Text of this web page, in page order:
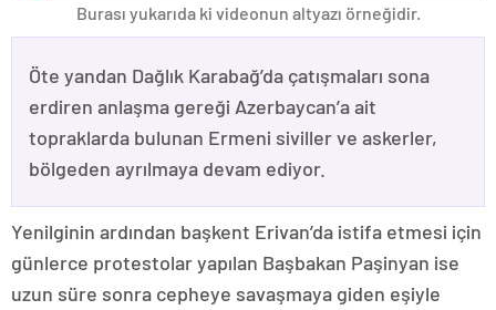
Burası yukarıda ki videonun altyazı örneğidir.
Öte yandan Dağlık Karabağ’da çatışmaları sona
erdiren anlaşma gereği Azerbaycan’a ait
topraklarda bulunan Ermeni siviller ve askerler,
bölgeden ayrılmaya devam ediyor.
Yenilginin ardından başkent Erivan’da istifa etmesi için
günlerce protestolar yapılan Başbakan Paşinyan ise
uzun süre sonra cepheye savaşmaya giden eşiyle